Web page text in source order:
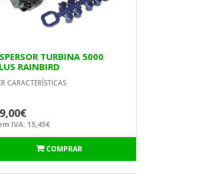
TURBINA 5000
RAINBIRD
CARACTERÍSTICAS
IVA: 15,45€
COMPRAR